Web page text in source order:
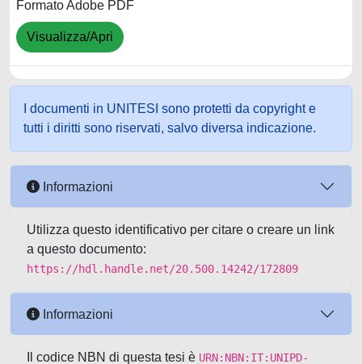
Formato Adobe PDF
Visualizza/Apri
I documenti in UNITESI sono protetti da copyright e
tutti i diritti sono riservati, salvo diversa indicazione.
Informazioni
Utilizza questo identificativo per citare o creare un link
a questo documento:
https://hdl.handle.net/20.500.14242/172809
Informazioni
Il codice NBN di questa tesi è URN:NBN:IT:UNIPD-